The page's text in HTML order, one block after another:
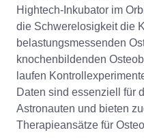
Hightech-Inkubator im
die Schwerelosigkeit die
belastungsmessenden
knochenbildenden
laufen
Daten sind essenziell für
Astronauten und bieten
Therapieansätze für